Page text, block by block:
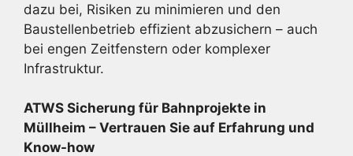
dazu bei, Risiken zu minimieren und den
Baustellenbetrieb effizient abzusichern – auch
bei engen Zeitfenstern oder komplexer
Infrastruktur.
ATWS Sicherung für Bahnprojekte in
Müllheim – Vertrauen Sie auf Erfahrung und
Know-how